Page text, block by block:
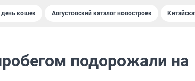
кошек Августовский каталог новостроек
подорожали на